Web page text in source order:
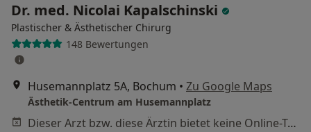
Dr. med. Nicolai Kapalschinski
Plastischer & Ästhetischer Chirurg
148 Bewertungen
Husemannplatz 5A, Bochum • Zu Google Maps
Ästhetik-Centrum am Husemannplatz
Dieser Arzt bzw. diese Ärztin bietet keine Online-Terminbuchung an diesem Standort an.